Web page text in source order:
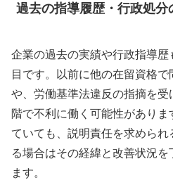
過去の指導履歴・行政処分
企業の過去の実績や行政指導
目です。以前に他の在留資格
や、労働基準法違反の指摘を
階で不利に働く可能性があり
ていても、説明責任を求めら
る場合はその経緯と改善状況を
ます。